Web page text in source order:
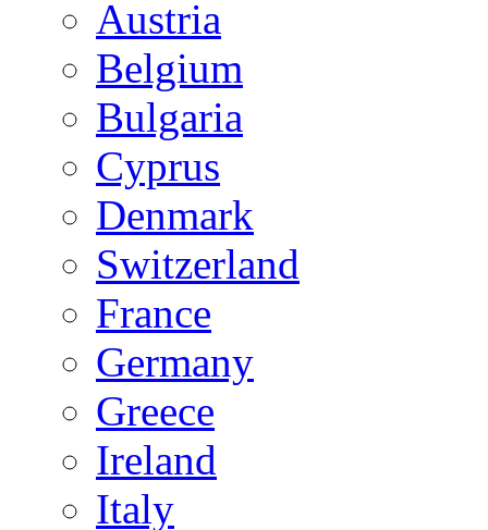
Austria
Belgium
Bulgaria
Cyprus
Denmark
Switzerland
France
Germany
Greece
Ireland
Italy